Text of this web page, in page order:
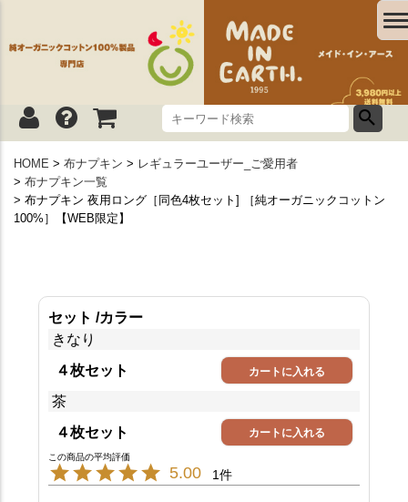
HOME 布ナプキン
レギュラーユーザー_ご愛用者
布ナプキン一覧
布ナプキン 夜用ロング［同色4枚セット] ［純オーガニックコットン
100%］【WEB限定】
セット
カラー
きなり
４枚セット
カートに入れる
茶
４枚セット
カートに入れる
5.00 1